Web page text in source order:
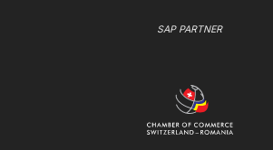
SAP PARTNER